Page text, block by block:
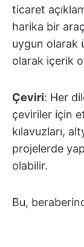
ticaret
harika bir
uygun olarak
olarak içerik
Çeviri: Her
çeviriler için
kılavuzları,
projelerde
olabilir.
Bu,